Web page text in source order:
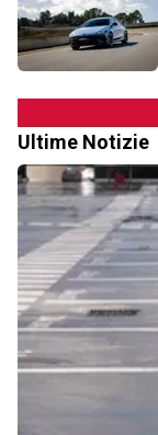
Ultime Notizie